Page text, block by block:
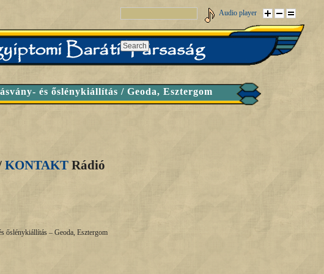
Audio player
és őslénykiállítás / Geoda, Esztergom
KONTAKT Rádió
őslénykiállítás – Geoda, Esztergom